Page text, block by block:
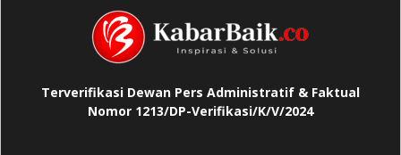
Terverifikasi Dewan Pers Administratif & Faktual
Nomor 1213/DP-Verifikasi/K/V/2024